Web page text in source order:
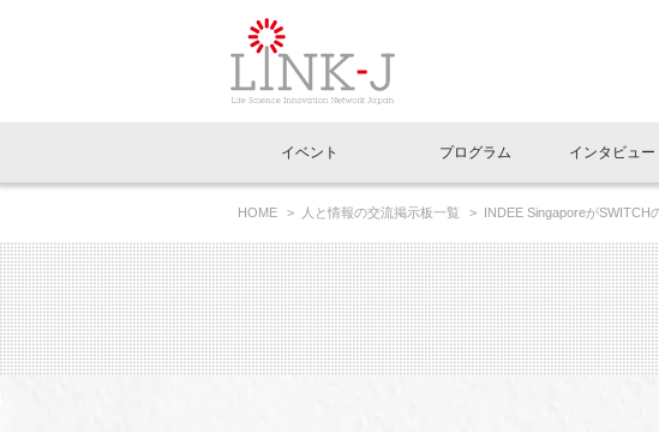
イベントお知らせメール登録
イベント
イベント一覧
LINK-J主催・共催 特別会員開催
LINK-J協賛・協力 出展・参加
プログラム
Out of Box相談室
インタビュー
インタビュー・コラム一覧
スペシャルインタビュー ベ
連載コラム サ
ニュース一覧
トピック プレスリリース
メディア情報 海外関連
理事長挨拶
国内外連携 サ
組織概要 パ
特別会員一覧 特
専用メニューはこちら
ラウンジ・会議室 オ
アクセス
HOME 人と情報の交流掲示板一覧 INDEE SingaporeがSWITCH